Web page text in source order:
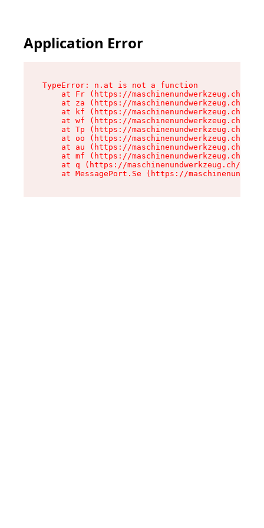
Application Error
TypeError: n.at is not a function
at Fr (https://maschinenundwerkzeug.ch/
at za (https://maschinenundwerkzeug.ch/
at kf (https://maschinenundwerkzeug.ch/
at wf (https://maschinenundwerkzeug.ch/
at Tp (https://maschinenundwerkzeug.ch/
at oo (https://maschinenundwerkzeug.ch/
at au (https://maschinenundwerkzeug.ch/
at mf (https://maschinenundwerkzeug.ch/
at q (https://maschinenundwerkzeug.ch/
at MessagePort.Se (https://